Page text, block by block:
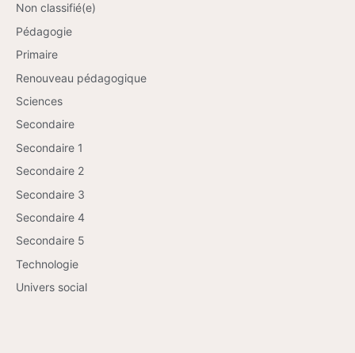
Non classifié(e)
Pédagogie
Primaire
Renouveau pédagogique
Sciences
Secondaire
Secondaire 1
Secondaire 2
Secondaire 3
Secondaire 4
Secondaire 5
Technologie
Univers social